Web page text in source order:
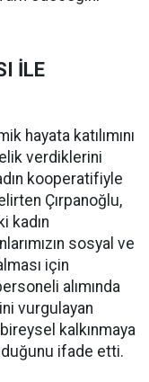
İLE
hayata katılımını
verdiklerini
kooperatifiyle
Çırpanoğlu,
kadın
sosyal ve
için
alımında
vurgulayan
kalkınmaya
ifade etti.